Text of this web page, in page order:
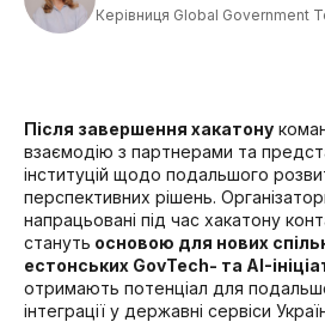
Керівниця Global Government
Після завершення хакатону
взаємодію з партнерами та
інституцій щодо подальшого
перспективних рішень.
напрацьовані під час хакатону
стануть основою для нових
естонських GovTech- та AI-
отримають потенціал для
інтеграції у державні сервіси